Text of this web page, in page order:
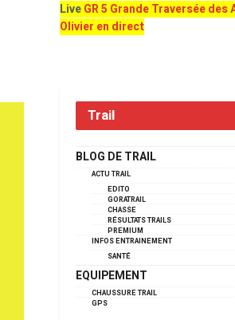
LiveGR 5 Grande Traversée des
Olivier en direct
Trail
BLOG DE TRAIL
ACTU TRAIL
EDITO
GORATRAIL
CHASSE
RÉSULTATS TRAILS
PREMIUM
INFOS ENTRAINEMENT
SANTÉ
EQUIPEMENT
CHAUSSURE TRAIL
GPS